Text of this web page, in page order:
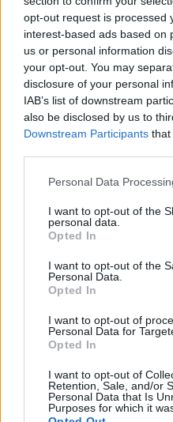
opt-out request is processed
interest-based ads based on
us or personal information
your opt-out. You may
disclosure of your personal
IAB’s list of downstream
also be disclosed by us to
Downstream Participants that
Please note that this
not limited to your visit or
grant or deny consent to
use your data for below
consent section.
Personal Data
I want to opt-out of the
personal data.
Opted In
I want to opt-out of the
Personal Data.
Opted In
I want to opt-out of
Personal Data for
Opted In
I want to opt-out of
Retention, Sale, and/or
Personal Data that Is
Purposes for which it
Warianty: uwiarygodniaćczy
Błędy związane z Kudową
Czy można pobłogosławić?
Ciekawostki
jak w dym — Skąd ten dym?
Mogą Cię